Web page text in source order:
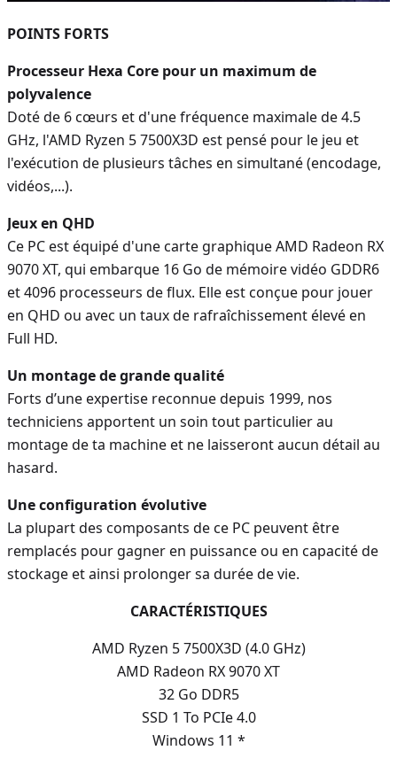
POINTS FORTS
Processeur Hexa Core pour un maximum de
polyvalence
Doté de 6 cœurs et d'une fréquence maximale de 4.5
GHz, l'AMD Ryzen 5 7500X3D est pensé pour le jeu et
l'exécution de plusieurs tâches en simultané (encodage,
vidéos,...).
Jeux en QHD
Ce PC est équipé d'une carte graphique AMD Radeon RX
9070 XT, qui embarque 16 Go de mémoire vidéo GDDR6
et 4096 processeurs de flux. Elle est conçue pour jouer
en QHD ou avec un taux de rafraîchissement élevé en
Full HD.
Un montage de grande qualité
Forts d’une expertise reconnue depuis 1999, nos
techniciens apportent un soin tout particulier au
montage de ta machine et ne laisseront aucun détail au
hasard.
Une configuration évolutive
La plupart des composants de ce PC peuvent être
remplacés pour gagner en puissance ou en capacité de
stockage et ainsi prolonger sa durée de vie.
CARACTÉRISTIQUES
AMD Ryzen 5 7500X3D (4.0 GHz)
AMD Radeon RX 9070 XT
32 Go DDR5
SSD 1 To PCIe 4.0
Windows 11 *